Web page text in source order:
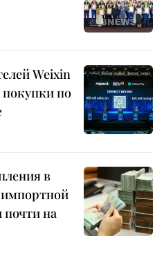
Weixin
покупки по
в
почти на